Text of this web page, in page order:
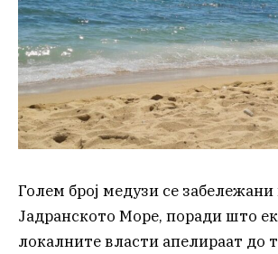
Голем број медузи се
Јадранското Море, поради што
локалните власти апелираат до